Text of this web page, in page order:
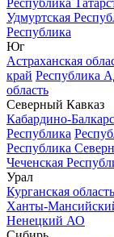
Удмуртская
Республика
Юг
Астраханская
край Республика
область
Северный Кавказ
Кабардино-
Республика
Республика
Чеченская
Урал
Курганская область
Ханты-
Ненецкий АО